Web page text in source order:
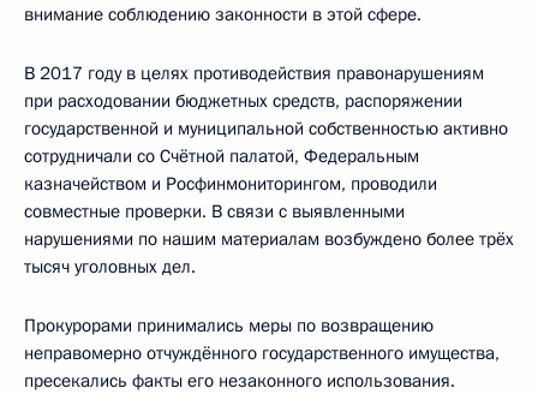
внимание соблюдению законности в этой сфере.
В 2017 году в целях противодействия правонарушениям
при расходовании бюджетных средств, распоряжении
государственной и муниципальной собственностью активно
сотрудничали со Счётной палатой, Федеральным
казначейством и Росфинмониторингом, проводили
совместные проверки. В связи с выявленными
нарушениями по нашим материалам возбуждено более трёх
тысяч уголовных дел.
Прокурорами принимались меры по возвращению
неправомерно отчуждённого государственного имущества,
пресекались факты его незаконного использования.